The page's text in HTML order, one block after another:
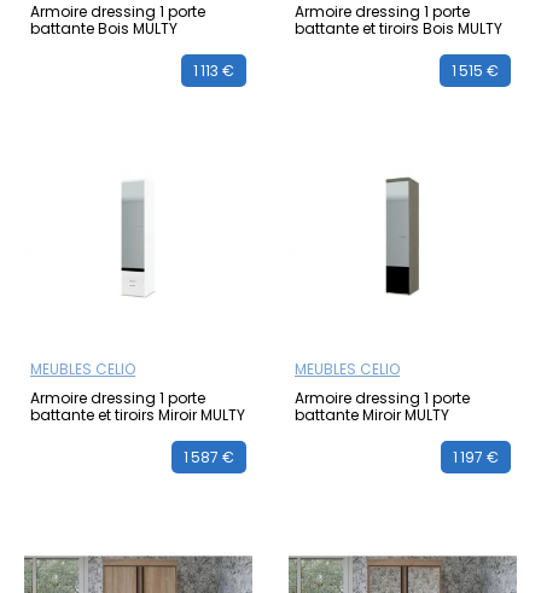
Armoire dressing 1 porte
battante Bois MULTY
1 113 €
Armoire dressing 1 porte
battante et tiroirs Bois MULTY
1 515 €
MEUBLES CELIO
Armoire dressing 1 porte
battante et tiroirs Miroir MULTY
1 587 €
MEUBLES CELIO
Armoire dressing 1 porte
battante Miroir MULTY
1 197 €